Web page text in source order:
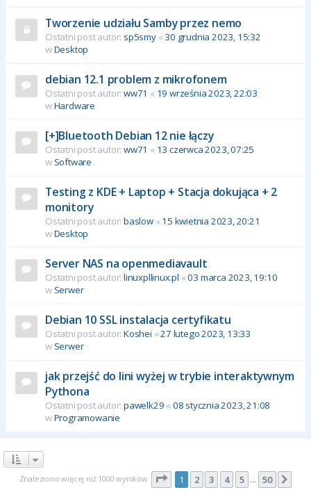
Tworzenie udziału Samby przez nemo
Ostatni post autor: sp5smy« 30 grudnia 2023, 15:32
wDesktop
debian 12.1 problem z mikrofonem
Ostatni post autor: ww71 « 19 września 2023, 22:03
wHardware
[+]Bluetooth Debian 12 nie łączy
Ostatni post autor: ww71 « 13 czerwca 2023, 07:25
w Software
Testing z KDE + Laptop + Stacja dokująca + 2
monitory
Ostatni post autor: baslow« 15 kwietnia 2023, 20:21
wDesktop
Server NAS na openmediavault
Ostatni post autor: linuxpllinux.pl «03 marca 2023, 19:10
w Serwer
Debian 10 SSL instalacja certyfikatu
Ostatni post autor: Koshei «27 lutego 2023, 13:33
w Serwer
jak przejść do lini wyżej w trybie interaktywnym
Pythona
Ostatni post autor: pawelk29 « 08 stycznia 2023, 21:08
wProgramowanie
Znaleziono więcej niż 1000 wyników Strona z50
1 2 3 4 5 … 50